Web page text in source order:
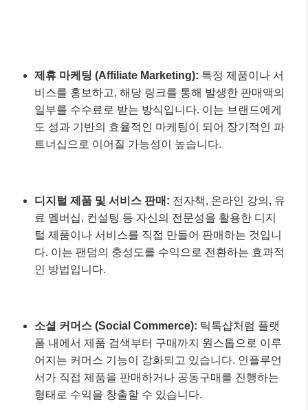
제휴 마케팅 (Affiliate Marketing): 특정 제품이나 서
비스를 홍보하고, 해당 링크를 통해 발생한 판매액의
일부를 수수료로 받는 방식입니다. 이는 브랜드에게
도 성과 기반의 효율적인 마케팅이 되어 장기적인 파
트너십으로 이어질 가능성이 높습니다.
디지털 제품 및 서비스 판매: 전자책, 온라인 강의, 유
료 멤버십, 컨설팅 등 자신의 전문성을 활용한 디지
털 제품이나 서비스를 직접 만들어 판매하는 것입니
다. 이는 팬덤의 충성도를 수익으로 전환하는 효과적
인 방법입니다.
소셜 커머스 (Social Commerce): 틱톡샵처럼 플랫
폼 내에서 제품 검색부터 구매까지 원스톱으로 이루
어지는 커머스 기능이 강화되고 있습니다. 인플루언
서가 직접 제품을 판매하거나 공동구매를 진행하는
형태로 수익을 창출할 수 있습니다.